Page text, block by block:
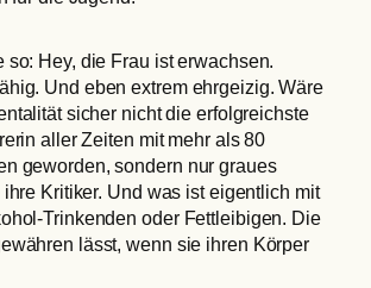
so: Hey, die Frau ist erwachsen.
Und eben extrem ehrgeizig. Wäre
sicher nicht die erfolgreichste
aller Zeiten mit mehr als 80
geworden, sondern nur graues
Kritiker. Und was ist eigentlich mit
Trinkenden oder Fettleibigen. Die
lässt, wenn sie ihren Körper